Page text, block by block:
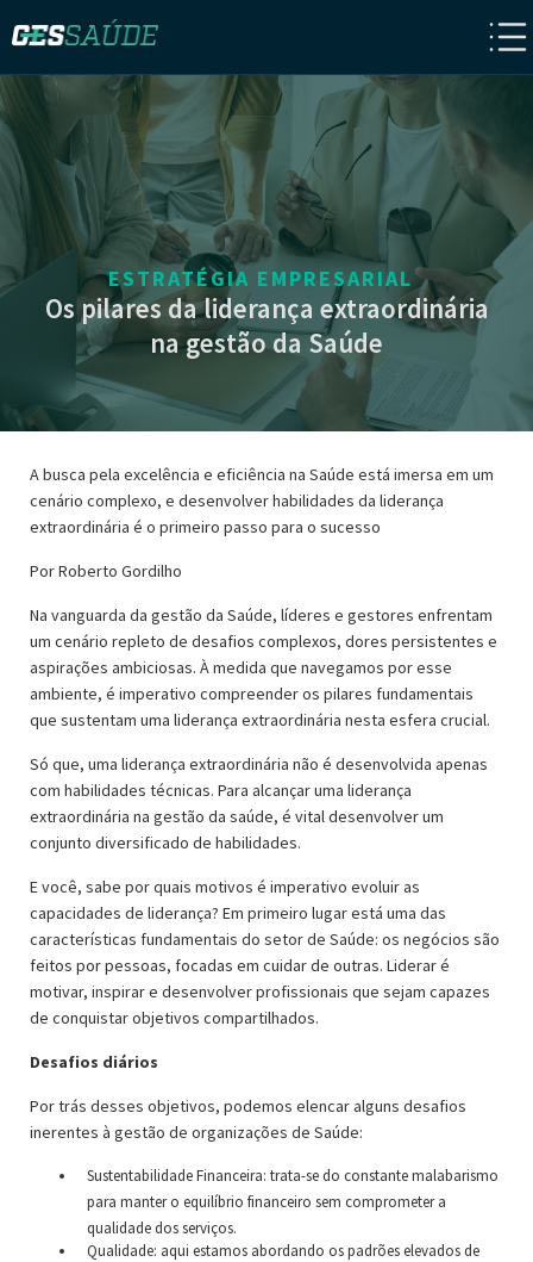
ESTRATÉGIA EMPRESARIAL
Os pilares da liderança extraordinária
na gestão da Saúde
A busca pela excelência e eficiência na Saúde está imersa em um
cenário complexo, e desenvolver habilidades da liderança
extraordinária é o primeiro passo para o sucesso
Por Roberto Gordilho
Na vanguarda da gestão da Saúde, líderes e gestores enfrentam
um cenário repleto de desafios complexos, dores persistentes e
aspirações ambiciosas. À medida que navegamos por esse
ambiente, é imperativo compreender os pilares fundamentais
que sustentam uma liderança extraordinária nesta esfera crucial.
Só que, uma liderança extraordinária não é desenvolvida apenas
com habilidades técnicas. Para alcançar uma liderança
extraordinária na gestão da saúde, é vital desenvolver um
conjunto diversificado de habilidades.
E você, sabe por quais motivos é imperativo evoluir as
capacidades de liderança? Em primeiro lugar está uma das
características fundamentais do setor de Saúde: os negócios são
feitos por pessoas, focadas em cuidar de outras. Liderar é
motivar, inspirar e desenvolver profissionais que sejam capazes
de conquistar objetivos compartilhados.
Desafios diários
Por trás desses objetivos, podemos elencar alguns desafios
inerentes à gestão de organizações de Saúde:
Sustentabilidade Financeira: trata-se do constante malabarismo
para manter o equilíbrio financeiro sem comprometer a
qualidade dos serviços.
Qualidade: aqui estamos abordando os padrões elevados de